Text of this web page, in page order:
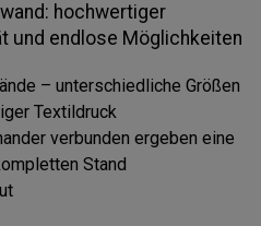
hochwertiger
und endlose Möglichkeiten
– unterschiedliche Größen
Textildruck
verbunden ergeben eine
Stand